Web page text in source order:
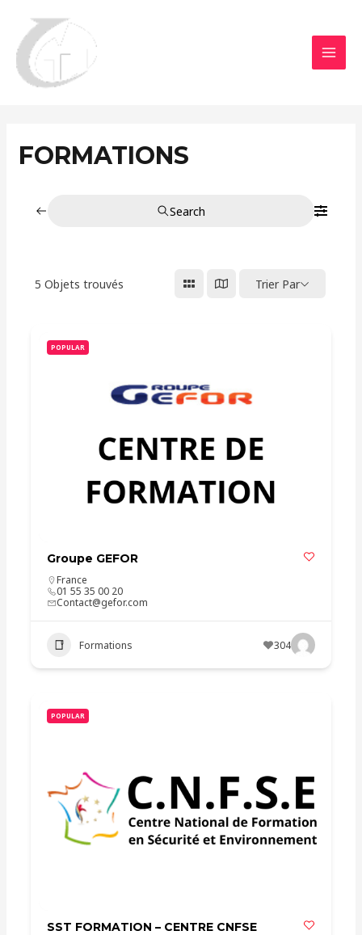
contenu
FORMATIONS
Search
5 Objets trouvés Trier Par
POPULAR
Groupe GEFOR
France
01 55 35 00 20
Contact@gefor.com
Formations 304
POPULAR
SST FORMATION – CENTRE CNFSE